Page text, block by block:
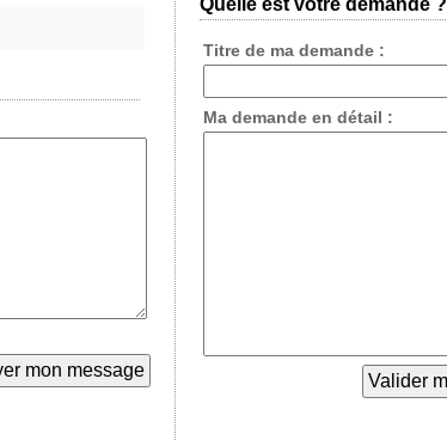
Quelle est votre demande ?
Titre de ma demande :
Ma demande en détail :